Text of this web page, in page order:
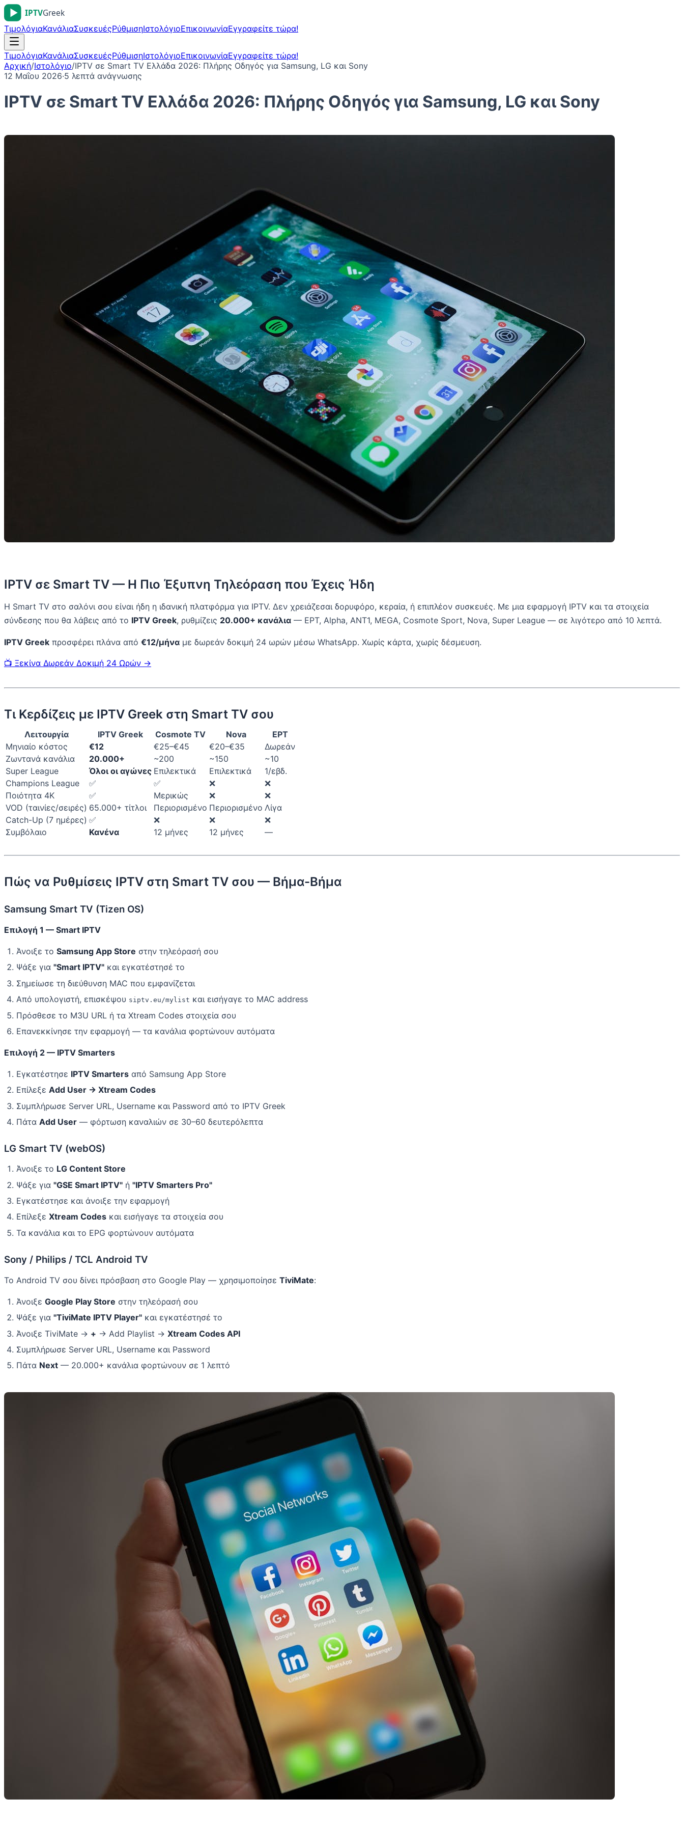
ΤιμολόγιαΚανάλιαΣυσκευέςΡύθμισηΙστολόγιοΕπικοινωνίαΕγγραφείτε τώρα!
ΤιμολόγιαΚανάλιαΣυσκευέςΡύθμισηΙστολόγιοΕπικοινωνίαΕγγραφείτε τώρα!
Αρχική/Ιστολόγιο/IPTV σε Smart TV Ελλάδα 2026: Πλήρης Οδηγός για Samsung, LG και Sony
12 Μαΐου 2026·5 λεπτά ανάγνωσης
IPTV σε Smart TV Ελλάδα 2026: Πλήρης Οδηγός για Samsung, LG και Sony
IPTV σε Smart TV — Η Πιο Έξυπνη Τηλεόραση που Έχεις Ήδη
Η Smart TV στο σαλόνι σου είναι ήδη η ιδανική πλατφόρμα για IPTV. Δεν χρειάζεσαι δορυφόρο, κεραία, ή επιπλέον συσκευές. Με μια εφαρμογή IPTV και τα στοιχεία
σύνδεσης που θα λάβεις από το IPTV Greek, ρυθμίζεις 20.000+ κανάλια — ΕΡΤ, Alpha, ANT1, MEGA, Cosmote Sport, Nova, Super League — σε λιγότερο από 10 λεπτά.
IPTV Greek προσφέρει πλάνα από €12/μήνα με δωρεάν δοκιμή 24 ωρών μέσω WhatsApp. Χωρίς κάρτα, χωρίς δέσμευση.
📺 Ξεκίνα Δωρεάν Δοκιμή 24 Ωρών →
Τι Κερδίζεις με IPTV Greek στη Smart TV σου
Λειτουργία IPTV Greek Cosmote TV Nova
ΕΡΤ
Μηνιαίο κόστος
€12 €25–€45 €20–€35
Δωρεάν
Ζωντανά κανάλια
20.000+ ~200 ~150
~10
Super League
Όλοι οι αγώνες Επιλεκτικά Επιλεκτικά
1/εβδ.
Champions League
✅ ✅ ❌
❌
Ποιότητα 4K
✅ Μερικώς ❌
❌
VOD (ταινίες/σειρές) 65.000+ τίτλοι Περιορισμένο Περιορισμένο Λίγα
Catch-Up (7 ημέρες) ✅ ❌ ❌
❌
Συμβόλαιο
Κανένα 12 μήνες 12 μήνες —
Πώς να Ρυθμίσεις IPTV στη Smart TV σου — Βήμα-Βήμα
Samsung Smart TV (Tizen OS)
Επιλογή 1 — Smart IPTV
Άνοιξε το Samsung App Store στην τηλεόρασή σου
Ψάξε για "Smart IPTV" και εγκατέστησέ το
Σημείωσε τη διεύθυνση MAC που εμφανίζεται
Από υπολογιστή, επισκέψου siptv.eu/mylist και εισήγαγε το MAC address
Πρόσθεσε το M3U URL ή τα Xtream Codes στοιχεία σου
Επανεκκίνησε την εφαρμογή — τα κανάλια φορτώνουν αυτόματα
Επιλογή 2 — IPTV Smarters
Εγκατέστησε IPTV Smarters από Samsung App Store
Επίλεξε Add User → Xtream Codes
Συμπλήρωσε Server URL, Username και Password από το IPTV Greek
Πάτα Add User — φόρτωση καναλιών σε 30–60 δευτερόλεπτα
LG Smart TV (webOS)
Άνοιξε το LG Content Store
Ψάξε για "GSE Smart IPTV" ή "IPTV Smarters Pro"
Εγκατέστησε και άνοιξε την εφαρμογή
Επίλεξε Xtream Codes και εισήγαγε τα στοιχεία σου
Τα κανάλια και το EPG φορτώνουν αυτόματα
Sony / Philips / TCL Android TV
Το Android TV σου δίνει πρόσβαση στο Google Play — χρησιμοποίησε TiviMate:
Άνοιξε Google Play Store στην τηλεόρασή σου
Ψάξε για "TiviMate IPTV Player" και εγκατέστησέ το
Άνοιξε TiviMate → + → Add Playlist → Xtream Codes API
Συμπλήρωσε Server URL, Username και Password
Πάτα Next — 20.000+ κανάλια φορτώνουν σε 1 λεπτό